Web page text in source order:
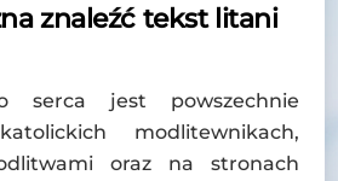
znaleźć tekst litani
serca jest powszechnie
modlitewnikach,
oraz na stronach